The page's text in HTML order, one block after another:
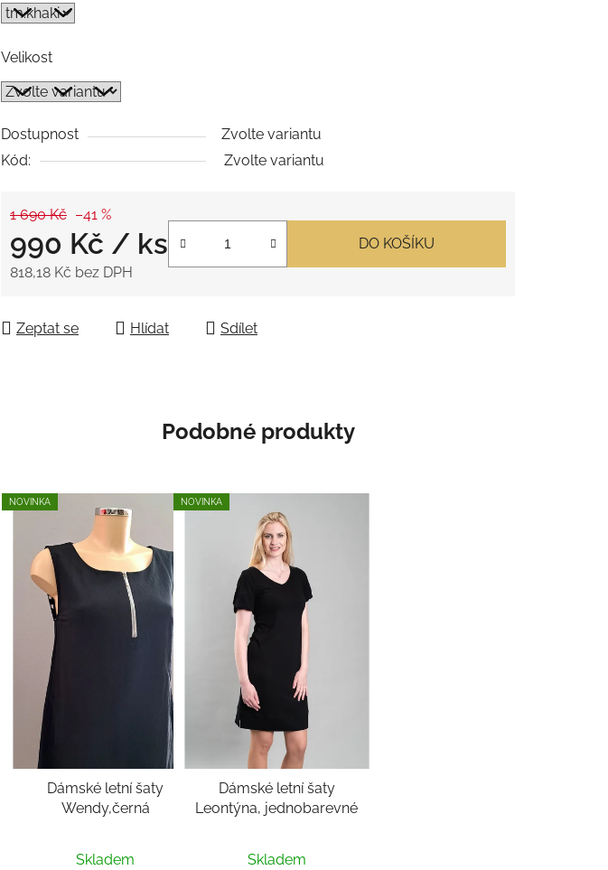
z
hvězdiček.
Velikost
Dostupnost
Zvolte variantu
Kód:
Zvolte variantu
1 690 Kč –41 %
990 Kč / ks
818,18 Kč bez DPH
DO KOŠÍKU
Zeptat se Hlídat Sdílet
Podobné produkty
NOVINKA
Dámské letní šaty
Wendy,černá
Skladem
NOVINKA
Dámské letní šaty
Leontýna, jednobarevné
Skladem